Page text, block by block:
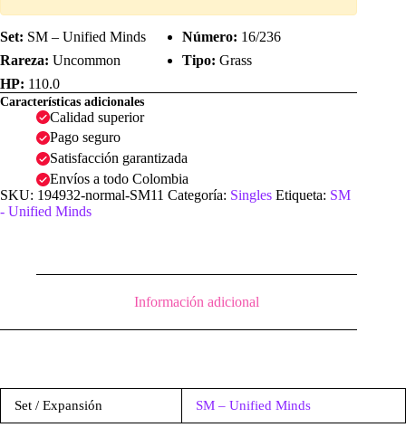
Set: SM – Unified Minds Número: 16/236
Rareza: Uncommon Tipo: Grass
HP: 110.0
Características adicionales
Calidad superior
Pago seguro
Satisfacción garantizada
Envíos a todo Colombia
SKU: 194932-normal-SM11 Categoría: Singles Etiqueta: SM
- Unified Minds
Información adicional
Set / Expansión SM – Unified Minds